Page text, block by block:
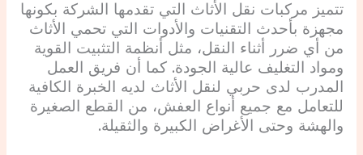
تتميز مركبات نقل الأثاث التي تقدمها الشركة بكونها
مجهزة بأحدث التقنيات والأدوات التي تحمي الأثاث
من أي ضرر أثناء النقل، مثل أنظمة التثبيت القوية
ومواد التغليف عالية الجودة. كما أن فريق العمل
المدرب لدى حربي لنقل الأثاث لديه الخبرة الكافية
للتعامل مع جميع أنواع العفش، من القطع الصغيرة
والهشة وحتى الأغراض الكبيرة والثقيلة.